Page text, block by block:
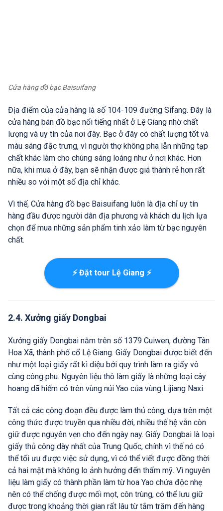
Cửa hàng đồ bạc Baisuifang
Địa điểm của cửa hàng là số 104-109 đường Sifang. Đây là
cửa hàng bán đồ bạc nổi tiếng nhất ở Lệ Giang nhờ chất
lượng và uy tín của nơi đây. Bạc ở đây có chất lượng tốt và
màu sáng đặc trưng, vì người thợ không pha lẫn những tạp
chất khác làm cho chúng sáng loáng như ở nơi khác. Hơn
nữa, khi mua ở đây, bạn sẽ nhận được giá thành rẻ hơn rất
nhiều so với một số địa chỉ khác.
Vì thế, Cửa hàng đồ bạc Baisuifang luôn là địa chỉ uy tín
hàng đầu được người dân địa phương và khách du lịch lựa
chọn để mua những sản phẩm tinh xảo làm từ bạc nguyên
chất.
⚡ Đặt tour Lệ Giang ⚡
2.4. Xưởng giấy Dongbai
Xưởng giấy Dongbai nằm trên số 1379 Cuiwen, đường Tân
Hoa Xã, thành phố cổ Lệ Giang. Giấy Dongbai được biết đến
như một loại giấy rất kì diệu bởi quy trình làm ra giấy vô
cùng công phu. Nguyên liệu thô làm giấy là những loại cây
hoang dã hiếm có trên vùng núi Yao của vùng Lijiang Naxi.
Tất cả các công đoạn đều được làm thủ công, dựa trên một
công thức được truyền qua nhiều đời, nhiều thế hệ vẫn còn
giữ được nguyên vẹn cho đến ngày nay. Giấy Dongbai là loại
giấy thủ công dày nhất của Trung Quốc, chính vì thế nó có
thể tối ưu được việc sử dụng, vì có thể viết được đồng thời
cả hai mặt mà không lo ảnh hưởng đến thẩm mỹ. Vì nguyên
liệu làm giấy có thành phần làm từ hoa Yao chứa độc nhẹ
nên có thể chống được mối mọt, côn trùng, có thể lưu giữ
được trong khoảng thời gian rất lâu từ tắm trăm đến hàng